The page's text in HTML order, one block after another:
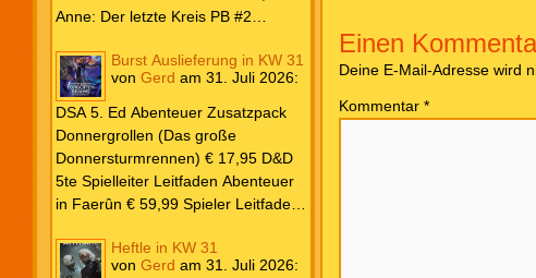
Anne: Der letzte Kreis PB #2
Frank: Der Pandora-Zyklus PB #1
Die Reise nach Pandora € 16,00
Corey, James: The Captive’s War
HC #2 Der Glaube der Bestien €
24,00 Loewe: Suzuki, Julietta: Süße
Bisse #6 € 7,50
Burst Auslieferung in KW 31
von Gerd am 31. Juli 2026:
DSA 5. Ed Abenteuer Zusatzpack
Donnergrollen (Das große
Donnersturmrennen) € 17,95 D&D
5te Spielleiter Leitfaden Abenteuer
in Faerûn € 59,99 Spieler Leitfaden
Heftle in KW 31
von Gerd am 31. Juli 2026:
Einen
Deine E-Mail-Adresse wird
Kommentar*